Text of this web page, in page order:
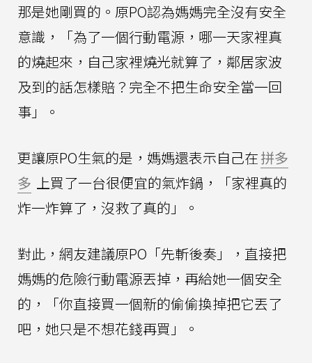
那是她剛買的。原PO認為媽媽完全沒有安全
意識，「為了一個行動電源，哪一天家裡真
的燒起來，自己家裡燒光就算了，鄰居家波
及到的話怎樣賠？完全不把生命安全當一回
事」。
更讓原PO生氣的是，媽媽還表示自己在拼多
多 上買了一台很便宜的氣炸鍋，「家裡真的
炸一炸算了，沒救了真的」。
對此，網友建議原PO「先斬後奏」，直接把
媽媽的危險行動電源丟掉，再給她一個安全
的，「你直接買一個新的偷偷換掉把它丟了
吧，她只是不想花錢再買」。